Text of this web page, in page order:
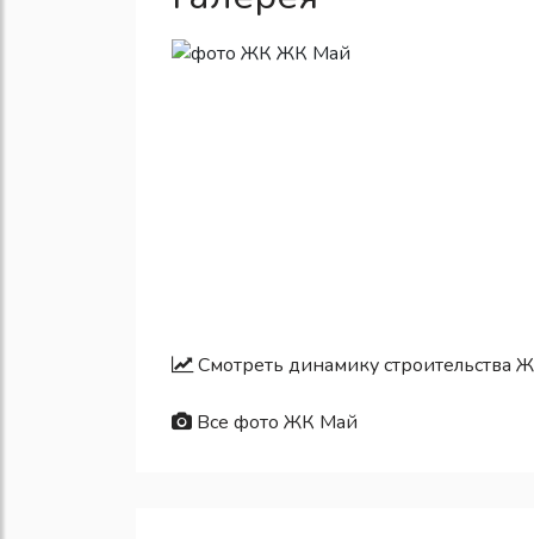
Смотреть динамику строительства
Все фото ЖК Май